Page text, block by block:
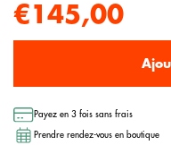
€145,00
Payez en 3 fois sans frais
Prendre rendez-vous en boutique